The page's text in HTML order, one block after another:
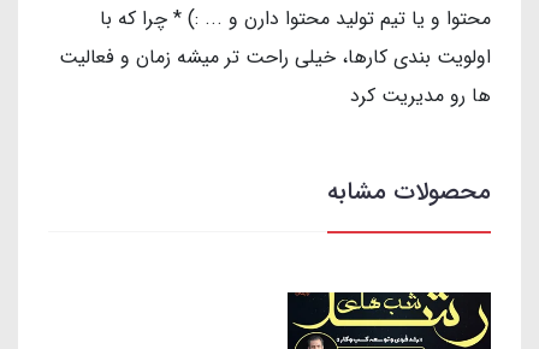
محتوا و یا تیم تولید محتوا دارن و ... :) * چرا که با
اولویت بندی کارها، خیلی راحت تر میشه زمان و فعالیت
ها رو مدیریت کرد
محصولات مشابه